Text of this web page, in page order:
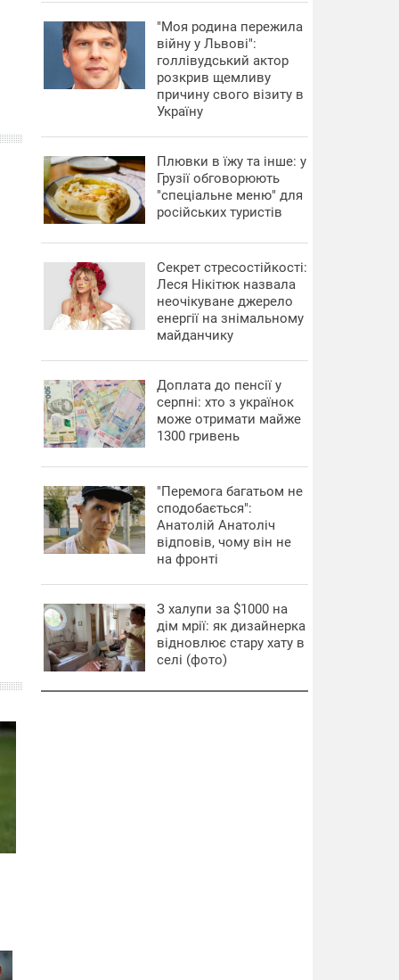
"Моя родина пережила
війну у Львові":
голлівудський актор
розкрив щемливу
причину свого візиту в
Україну
Плювки в їжу та інше: у
Грузії обговорюють
"спеціальне меню" для
російських туристів
Секрет стресостійкості:
Леся Нікітюк назвала
неочікуване джерело
енергії на знімальному
майданчику
Доплата до пенсії у
серпні: хто з українок
може отримати майже
1300 гривень
"Перемога багатьом не
сподобається":
Анатолій Анатоліч
відповів, чому він не
на фронті
З халупи за $1000 на
дім мрії: як дизайнерка
відновлює стару хату в
селі (фото)